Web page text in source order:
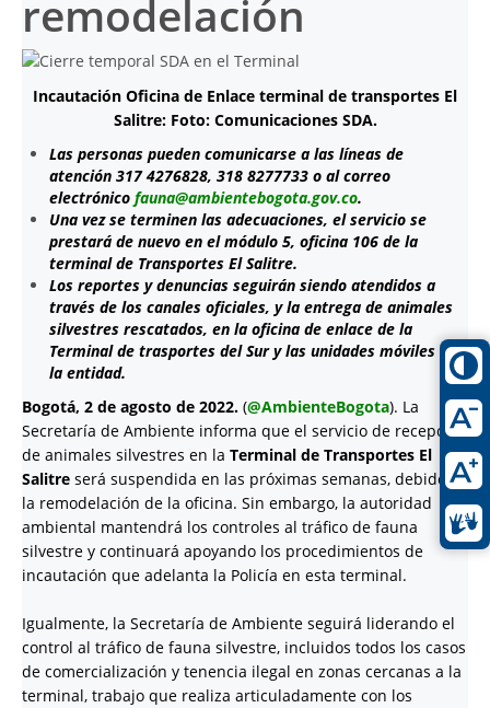
remodelación
Incautación Oficina de Enlace terminal de transportes El
Salitre: Foto: Comunicaciones SDA.
Las personas pueden comunicarse a las líneas de
atención 317 4276828, 318 8277733 o al correo
electrónico fauna@ambientebogota.gov.co.
Una vez se terminen las adecuaciones, el servicio se
prestará de nuevo en el módulo 5, oficina 106 de la
terminal de Transportes El Salitre.
Los reportes y denuncias seguirán siendo atendidos a
través de los canales oficiales, y la entrega de animales
silvestres rescatados, en la oficina de enlace de la
Terminal de trasportes del Sur y las unidades móviles de
la entidad.
Bogotá, 2 de agosto de 2022. (@AmbienteBogota). La
Secretaría de Ambiente informa que el servicio de recepción
de animales silvestres en la Terminal de Transportes El
Salitre será suspendida en las próximas semanas, debido a
la remodelación de la oficina. Sin embargo, la autoridad
ambiental mantendrá los controles al tráfico de fauna
silvestre y continuará apoyando los procedimientos de
incautación que adelanta la Policía en esta terminal.
Igualmente, la Secretaría de Ambiente seguirá liderando el
control al tráfico de fauna silvestre, incluidos todos los casos
de comercialización y tenencia ilegal en zonas cercanas a la
terminal, trabajo que realiza articuladamente con los